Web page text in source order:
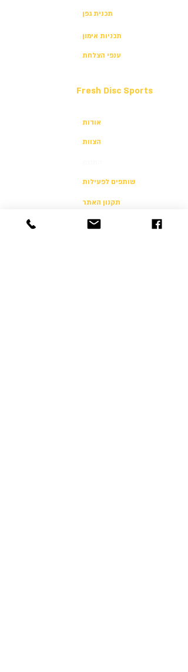
תכנית גפן
תכניות אימון
ענפי הצלחת
Fresh Disc Sports
אודות
הצוות
שותפים לפעילות
תקנון האתר
הצהרת נגישות